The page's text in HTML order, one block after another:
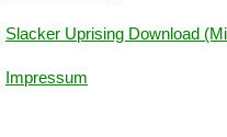
Slacker Uprising Download
Impressum